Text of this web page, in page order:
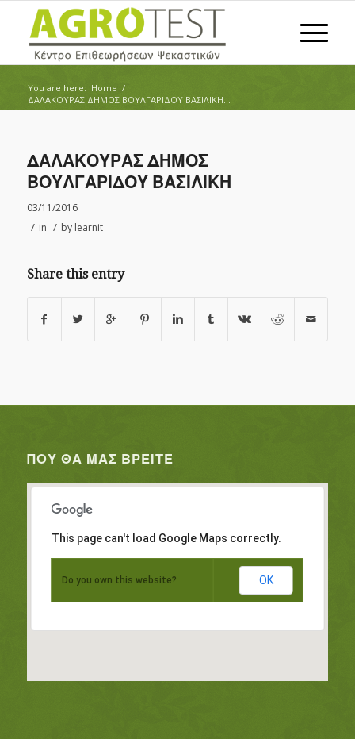
You are here: Home /
ΔΑΛΑΚΟΥΡΑΣ ΔΗΜΟΣ ΒΟΥΛΓΑΡΙΔΟΥ ΒΑΣΙΛΙΚΗ...
ΔΑΛΑΚΟΥΡΑΣ ΔΗΜΟΣ
ΒΟΥΛΓΑΡΙΔΟΥ ΒΑΣΙΛΙΚΗ
03/11/2016
/ in / by learnit
Share this entry
ΠΟΥ ΘΑ ΜΑΣ ΒΡΕΊΤΕ
This page can't load Google Maps correctly.
Do you own this website? OK